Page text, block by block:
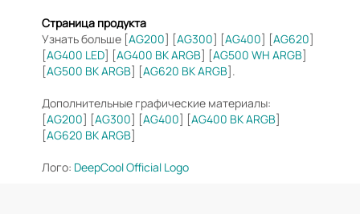
Страница продукта
Узнать больше [AG200] [AG300] [AG400] [AG620]
[AG400 LED] [AG400 BK ARGB] [AG500 WH ARGB]
[AG500 BK ARGB] [AG620 BK ARGB].
Дополнительные графические материалы:
[AG200] [AG300] [AG400] [AG400 BK ARGB]
[AG620 BK ARGB]
Лого: DeepCool Official Logo